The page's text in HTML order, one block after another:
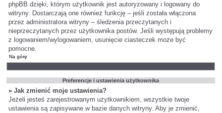
phpBB dzięki, którym użytkownik jest autoryzowany i logowany do
witryny. Dostarczają one również funkcję – jeśli została włączona
przez administratora witryny – śledzenia przeczytanych i
nieprzeczytanych przez użytkownika postów. Jeśli występują problemy
z logowaniem/wylogowaniem, usunięcie ciasteczek może być
pomocne.
Na górę
Preferencje i ustawienia użytkownika
» Jak zmienić moje ustawienia?
Jeżeli jesteś zarejestrowanym użytkownikiem, wszystkie twoje
ustawienia są zapisywane w bazie danych witryny. Aby je zmienić,